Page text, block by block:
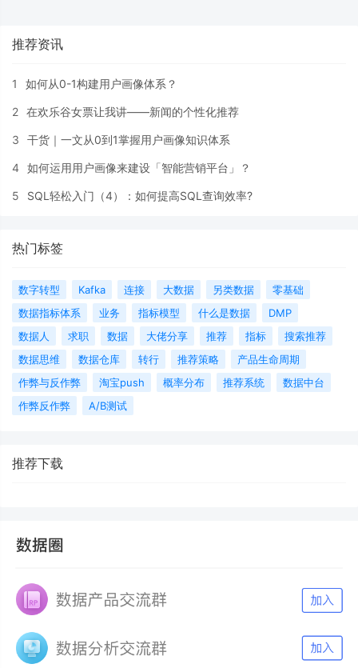
推荐资讯
1 如何从0-1构建用户画像体系？
2 在欢乐谷女票让我讲——新闻的个性化推荐
3 干货｜一文从0到1掌握用户画像知识体系
4 如何运用用户画像来建设「智能营销平台」？
5 SQL轻松入门（4）：如何提高SQL查询效率?
热门标签
数字转型 Kafka 连接 大数据 另类数据
零基础
数据指标体系
业务 指标模型 什么是数据
DMP
数据人
求职 数据 大佬分享 推荐 指标
搜索推荐
数据思维
数据仓库 转行 推荐策略
产品生命周期
作弊与反作弊
淘宝push 概率分布 推荐系统
数据中台
作弊反作弊
A/B测试
推荐下载